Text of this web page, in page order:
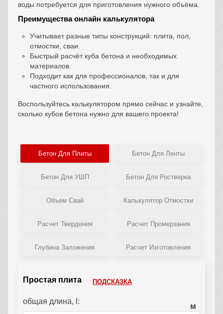
воды потребуется для приготовления нужного объёма.
Преимущества онлайн калькулятора
Учитывает разные типы конструкций: плита, пол,
отмостки, сваи.
Быстрый расчёт куба бетона и необходимых
материалов.
Подходит как для профессионалов, так и для
частного использования.
Воспользуйтесь калькулятором прямо сейчас и узнайте,
сколько кубов бетона нужно для вашего проекта!
Бетон Для Плиты Бетон Для Ленты
Бетон Для УШП Бетон Для Ростверка
Объем Свай Калькулятор Отмостки
Расчет Твердения Расчет Промерзания
Глубина Заложения Расчет Изготовления
Простая плита ПОДСКАЗКА
общая длина, l:
м